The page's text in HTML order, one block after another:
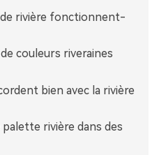
rivière fonctionnent-
couleurs riveraines
bien avec la rivière
rivière dans des